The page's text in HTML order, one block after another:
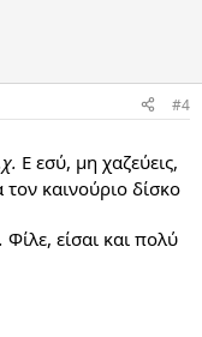
#4
Ε εσύ, μη χαζεύεις,
καινούριο δίσκο
Φίλε, είσαι και πολύ